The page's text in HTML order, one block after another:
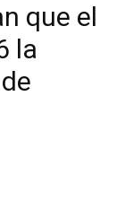
que el
la